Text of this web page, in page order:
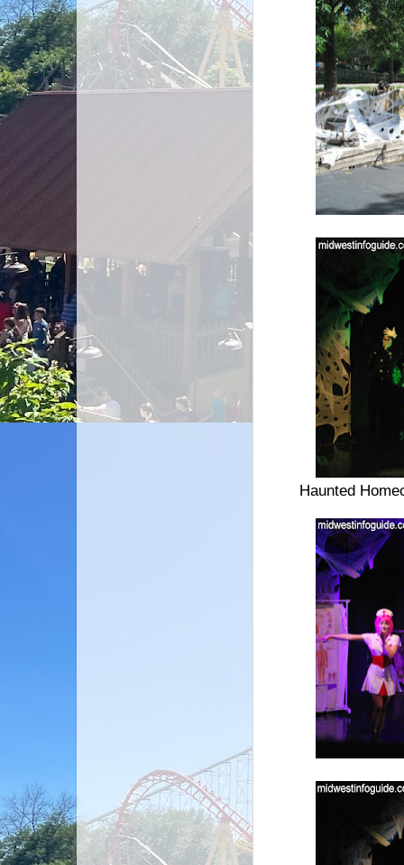
Haunted